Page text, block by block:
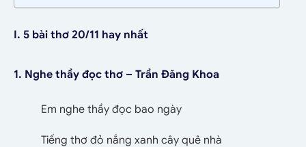
I. 5 bài thơ 20/11 hay nhất
1. Nghe thầy đọc thơ – Trần Đăng Khoa
Em nghe thầy đọc bao ngày
Tiếng thơ đỏ nắng xanh cây quê nhà